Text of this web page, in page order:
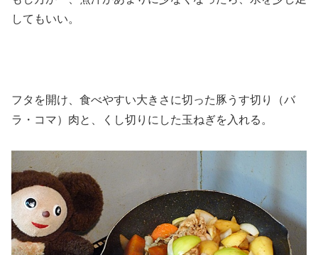
してもいい。
フタを開け、食べやすい大きさに切った豚うす切り（バ
ラ・コマ）肉と、くし切りにした玉ねぎを入れる。